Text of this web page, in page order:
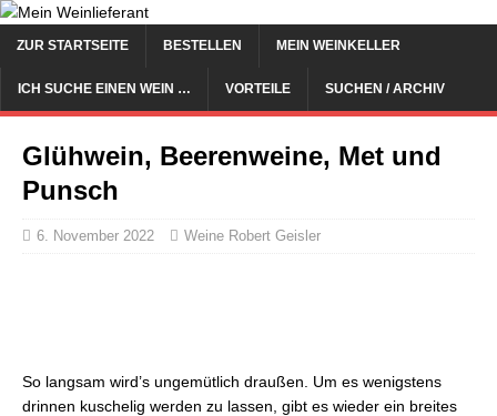
ZUR STARTSEITE BESTELLEN MEIN WEINKELLER
ICH SUCHE EINEN WEIN … VORTEILE SUCHEN / ARCHIV
Glühwein, Beerenweine, Met und
Punsch
6. November 2022 Weine Robert Geisler
So langsam wird’s ungemütlich draußen. Um es wenigstens
drinnen kuschelig werden zu lassen, gibt es wieder ein breites